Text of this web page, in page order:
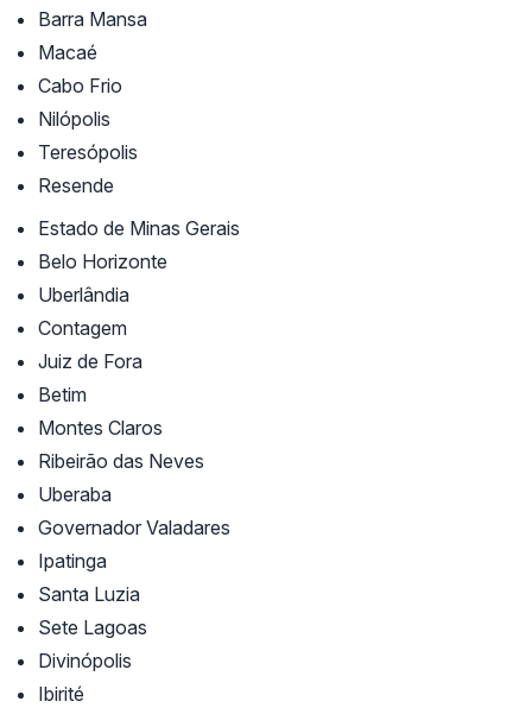
Barra Mansa
Macaé
Cabo Frio
Nilópolis
Teresópolis
Resende
Estado de Minas Gerais
Belo Horizonte
Uberlândia
Contagem
Juiz de Fora
Betim
Montes Claros
Ribeirão das Neves
Uberaba
Governador Valadares
Ipatinga
Santa Luzia
Sete Lagoas
Divinópolis
Ibirité